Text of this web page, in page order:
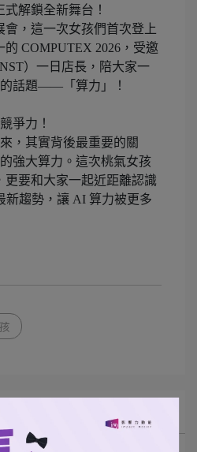
解鎖全新舞台！
，這一次女孩們首次登上
COMPUTEX 2026，受邀
）一日店長，陪大家一
話題——「算力」！
爭力！
，其實背後最重要的關
強大算力。這次桃氣女孩
更要和大家一起近距離認識
新趨勢，讓 AI 算力被更多